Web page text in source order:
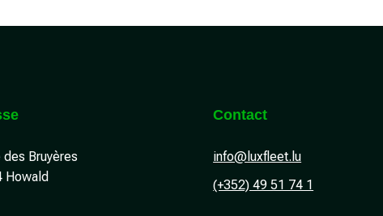
des Bruyères
Howald
Contact
info@luxfleet.lu
(+352) 49 51 74 1